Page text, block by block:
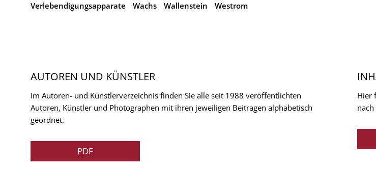
Verlebendigungsapparate
Wachs Wallenstein Westrom
AUTOREN UND KÜNSTLER
Im Autoren- und Künstlerverzeichnis finden Sie alle seit 1988 veröffentlichten
Autoren, Künstler und Photographen mit ihren jeweiligen Beitragen alphabetisch
geordnet.
PDF
Hier